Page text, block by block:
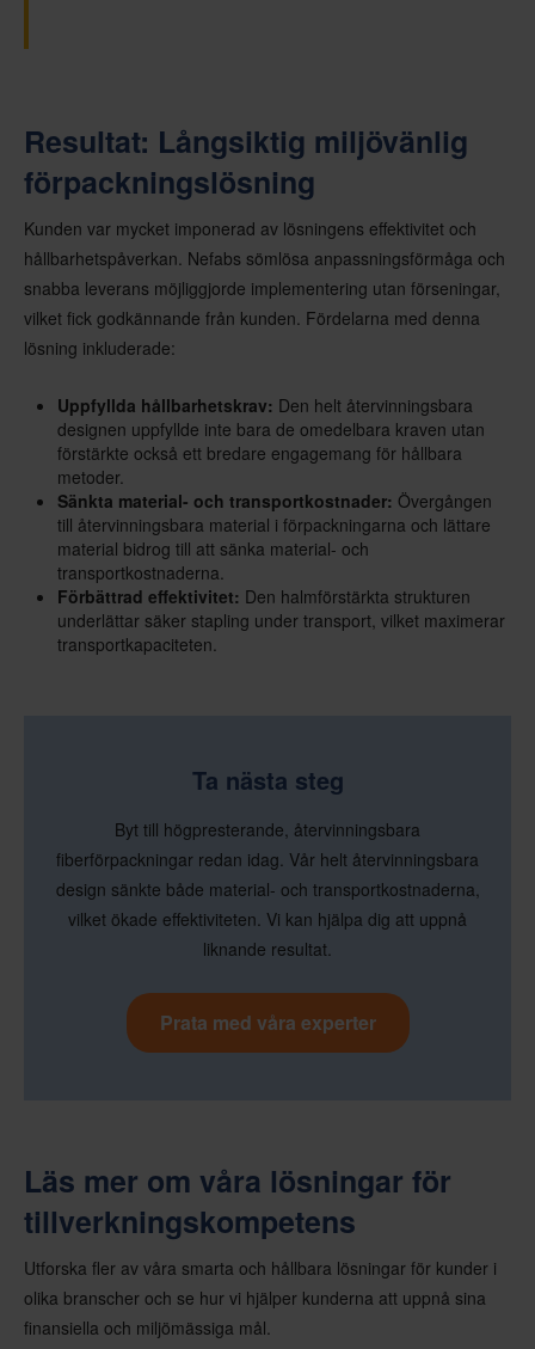
Resultat: Långsiktig miljövänlig
förpackningslösning
Kunden var mycket imponerad av lösningens effektivitet och
hållbarhetspåverkan. Nefabs sömlösa anpassningsförmåga och
snabba leverans möjliggjorde implementering utan förseningar,
vilket fick godkännande från kunden. Fördelarna med denna
lösning inkluderade:
Uppfyllda hållbarhetskrav: Den helt återvinningsbara
designen uppfyllde inte bara de omedelbara kraven utan
förstärkte också ett bredare engagemang för hållbara
metoder.
Sänkta material- och transportkostnader: Övergången
till återvinningsbara material i förpackningarna och lättare
material bidrog till att sänka material- och
transportkostnaderna.
Förbättrad effektivitet: Den halmförstärkta strukturen
underlättar säker stapling under transport, vilket maximerar
transportkapaciteten.
Ta nästa steg
Byt till högpresterande, återvinningsbara
fiberförpackningar redan idag. Vår helt återvinningsbara
design sänkte både material- och transportkostnaderna,
vilket ökade effektiviteten. Vi kan hjälpa dig att uppnå
liknande resultat.
Prata med våra experter
Läs mer om våra lösningar för
tillverkningskompetens
Utforska fler av våra smarta och hållbara lösningar för kunder i
olika branscher och se hur vi hjälper kunderna att uppnå sina
finansiella och miljömässiga mål.